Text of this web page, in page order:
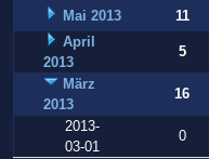
Mai 2013 11
April
2013
5
März
2013
16
2013-
03-01
0